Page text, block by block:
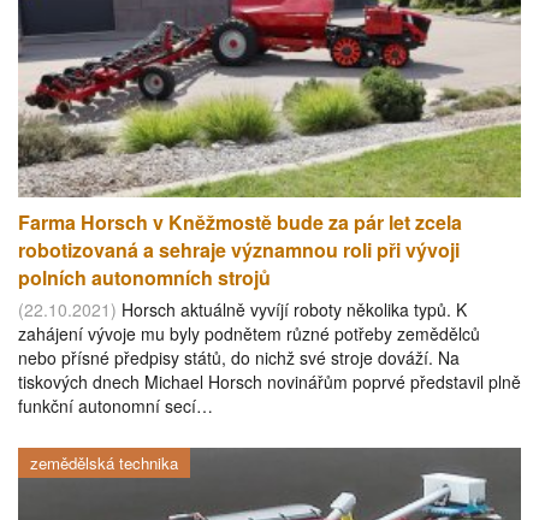
Farma Horsch v Kněžmostě bude za pár let zcela
robotizovaná a sehraje významnou roli při vývoji
polních autonomních strojů
(22.10.2021) Horsch aktuálně vyvíjí roboty několika typů. K
zahájení vývoje mu byly podnětem různé potřeby zemědělců
nebo přísné předpisy států, do nichž své stroje dováží. Na
tiskových dnech Michael Horsch novinářům poprvé představil plně
funkční autonomní secí…
zemědělská technika